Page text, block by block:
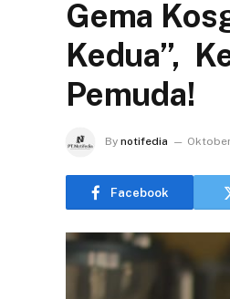
Gema
Kedua”,
Pemuda!
By notifedia
Facebook